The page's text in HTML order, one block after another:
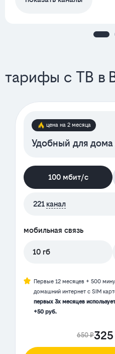
тарифы с ТВ в
цена на 2 месяца
Удобный для дома
100 мбит/с
221 канал
мобильная связь
10 гб
Первые 12 месяцев + 500
домашний интернет с SIM
первых 3х месяцев
+50 руб.
650 ₽